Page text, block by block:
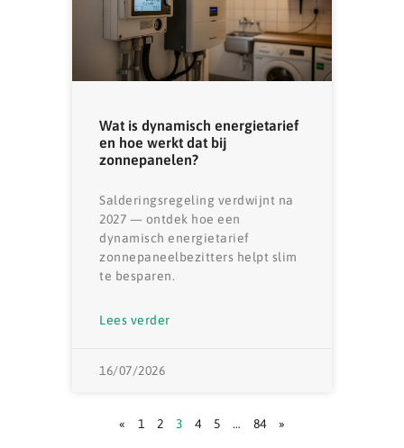
Wat is dynamisch energietarief
en hoe werkt dat bij
zonnepanelen?
Salderingsregeling verdwijnt na
2027 — ontdek hoe een
dynamisch energietarief
zonnepaneelbezitters helpt slim
te besparen.
Lees verder
16/07/2026
« 1 2 3 4 5 … 84 »